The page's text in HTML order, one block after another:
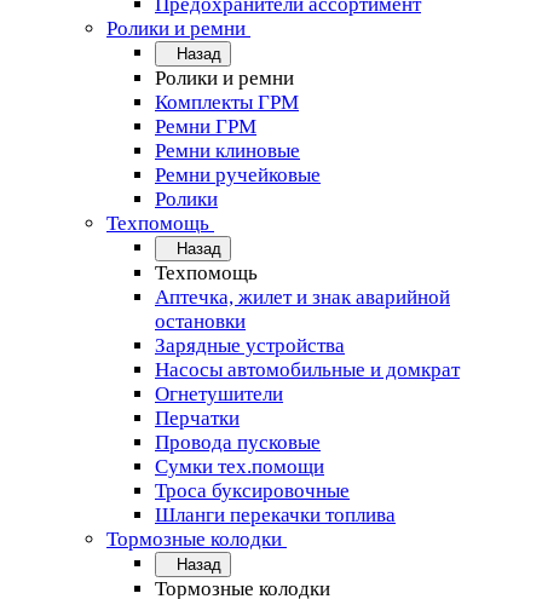
Ролики и ремни
Назад
Ролики и ремни
Комплекты ГРМ
Ремни ГРМ
Ремни клиновые
Ремни ручейковые
Ролики
Техпомощь
Назад
Техпомощь
Аптечка, жилет и знак аварийной
остановки
Зарядные устройства
Насосы автомобильные и домкрат
Огнетушители
Перчатки
Провода пусковые
Сумки тех.помощи
Троса буксировочные
Шланги перекачки топлива
Тормозные колодки
Назад
Тормозные колодки